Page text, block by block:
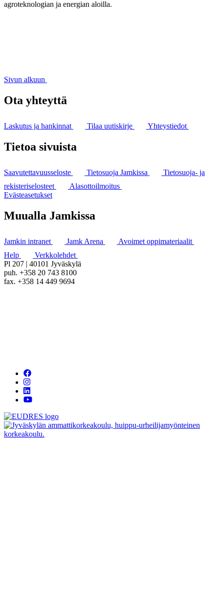
agroteknologian ja energian aloilla.
Sivun alkuun
Ota yhteyttä
Laskutus ja hankinnat Tilaa uutiskirje Yhteystiedot
Tietoa sivuista
Saavutettavuusseloste Tietosuoja Jamkissa
Tietosuoja- ja
rekisteriselosteet
Alasottoilmoitus
Evästeasetukset
Muualla Jamkissa
Jamkin intranet Jamk Arena
Avoimet oppimateriaalit
Help
Verkkolehdet
Pl 207 | 40101 Jyväskylä
puh. +358 20 743 8100
fax. +358 14 449 9694